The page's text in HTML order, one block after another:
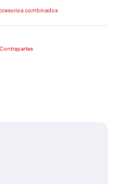
combinados